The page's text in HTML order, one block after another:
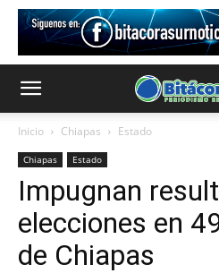
Inicio Chiapas Estado
Chiapas Estado
Impugnan
elecciones en
de Chiapas